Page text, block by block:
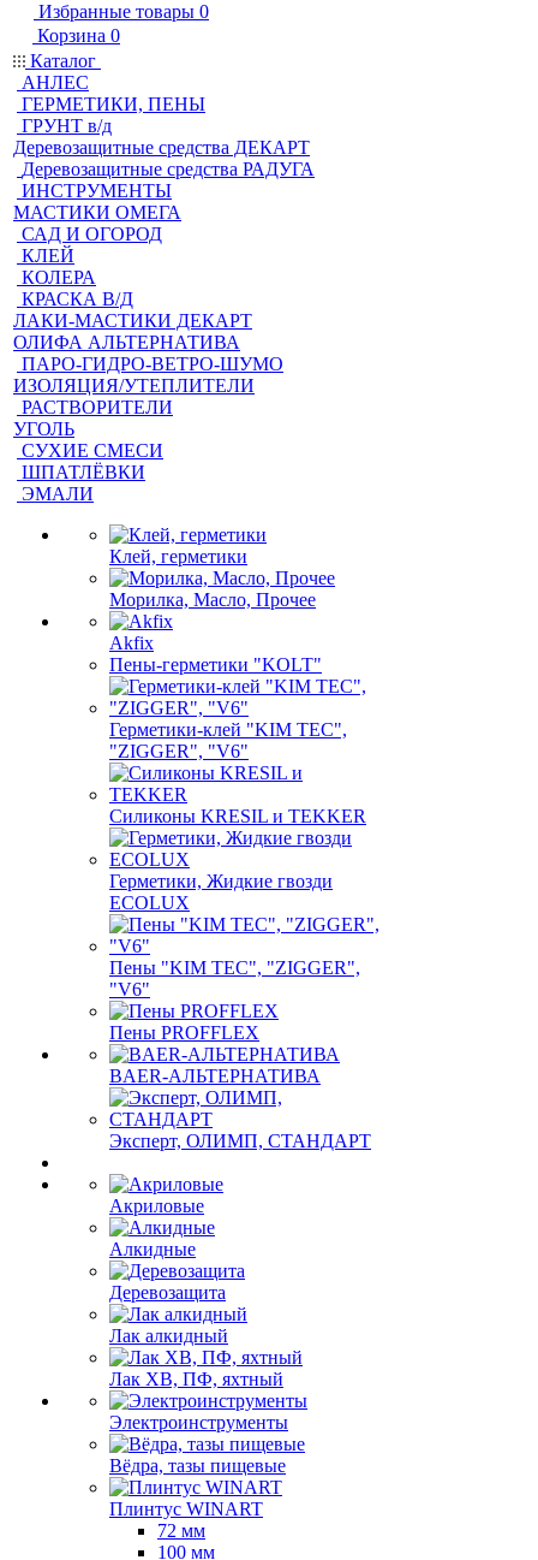
Избранные товары 0
Корзина 0
Каталог
АНЛЕС
ГЕРМЕТИКИ, ПЕНЫ
ГРУНТ в/д
Деревозащитные средства ДЕКАРТ
Деревозащитные средства РАДУГА
ИНСТРУМЕНТЫ
МАСТИКИ ОМЕГА
САД И ОГОРОД
КЛЕЙ
КОЛЕРА
КРАСКА В/Д
ЛАКИ-МАСТИКИ ДЕКАРТ
ОЛИФА АЛЬТЕРНАТИВА
ПАРО-ГИДРО-ВЕТРО-ШУМО
ИЗОЛЯЦИЯ/УТЕПЛИТЕЛИ
РАСТВОРИТЕЛИ
УГОЛЬ
СУХИЕ СМЕСИ
ШПАТЛЁВКИ
ЭМАЛИ
Клей, герметики
Морилка, Масло, Прочее
Akfix
Пены-герметики "KOLT"
Герметики-клей "KIM TEС",
"ZIGGER", "V6"
Силиконы KRESIL и TEKKER
Герметики, Жидкие гвозди
ECOLUX
Пены "KIM TEС", "ZIGGER",
"V6"
Пены PROFFLEX
BAER-АЛЬТЕРНАТИВА
Эксперт, ОЛИМП, СТАНДАРТ
Акриловые
Алкидные
Деревозащита
Лак алкидный
Лак ХВ, ПФ, яхтный
Электроинструменты
Вёдра, тазы пищевые
Плинтус WINART
72 мм
100 мм